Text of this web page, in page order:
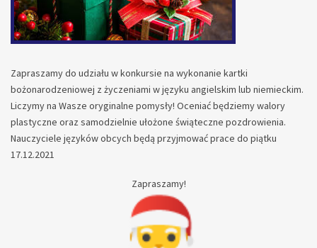
Zapraszamy do udziału w konkursie na wykonanie kartki
bożonarodzeniowej z życzeniami w języku angielskim lub niemieckim.
Liczymy na Wasze oryginalne pomysły! Oceniać będziemy walory
plastyczne oraz samodzielnie ułożone świąteczne pozdrowienia.
Nauczyciele języków obcych będą przyjmować prace do piątku
17.12.2021
Zapraszamy!